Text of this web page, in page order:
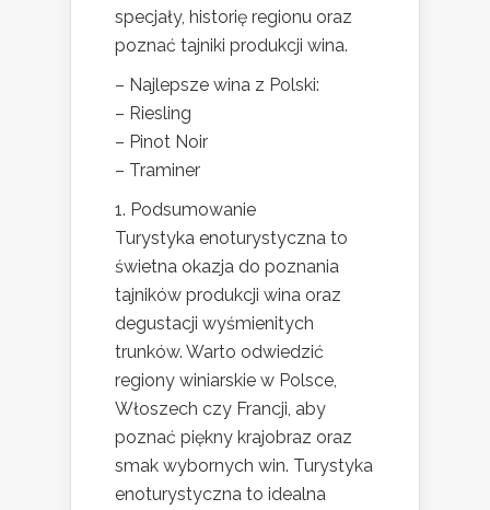
specjały, historię regionu oraz
poznać tajniki produkcji wina.
– Najlepsze wina z Polski:
– Riesling
– Pinot Noir
– Traminer
1. Podsumowanie
Turystyka enoturystyczna to
świetna okazja do poznania
tajników produkcji wina oraz
degustacji wyśmienitych
trunków. Warto odwiedzić
regiony winiarskie w Polsce,
Włoszech czy Francji, aby
poznać piękny krajobraz oraz
smak wybornych win. Turystyka
enoturystyczna to idealna